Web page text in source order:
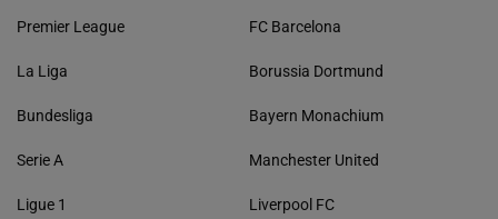
Premier League
La Liga
Bundesliga
Serie A
Ligue 1
FC Barcelona
Borussia Dortmund
Bayern Monachium
Manchester United
Liverpool FC